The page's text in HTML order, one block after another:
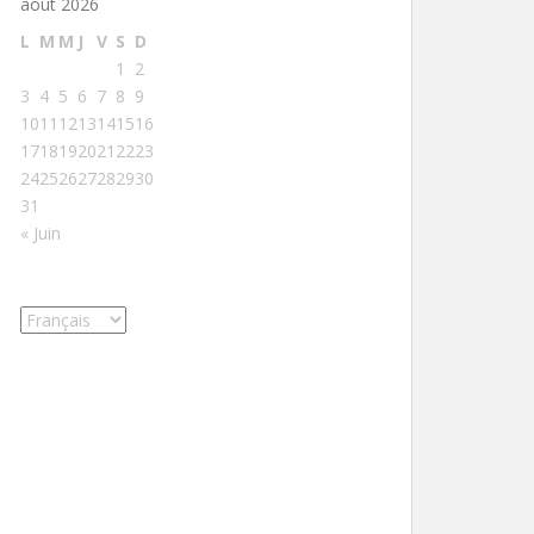
L M M J V S D
1
2
3 4 5 6 7 8 9
1011 1213141516
1718192021 2223
24252627282930
31
« Juin
Choisir